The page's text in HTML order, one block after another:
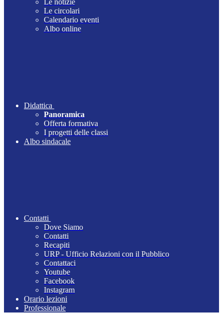
Le notizie
Le circolari
Calendario eventi
Albo online
Didattica
Panoramica
Offerta formativa
I progetti delle classi
Albo sindacale
Contatti
Dove Siamo
Contatti
Recapiti
URP - Ufficio Relazioni con il Pubblico
Contattaci
Youtube
Facebook
Instagram
Orario lezioni
Professionale